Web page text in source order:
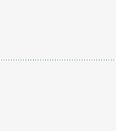
スマートロ
防水・防錆
【まとめ】